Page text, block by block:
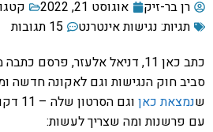
רן בר-זיק אוגוסט 21, 2022
תגיות: נגישות אינטרנט
15 תגובות
כתב כאן 11, דניאל אלעזר, פרסם
סביב חוק הנגישות וגם לאקונה חדשה
שנמצאת כאן
וגם
עם פרשנות ומה שצריך לעשות: